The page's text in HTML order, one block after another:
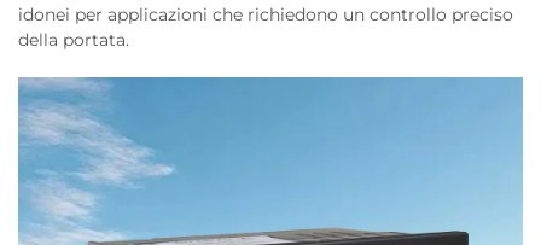
idonei per applicazioni che richiedono un controllo preciso
della portata.